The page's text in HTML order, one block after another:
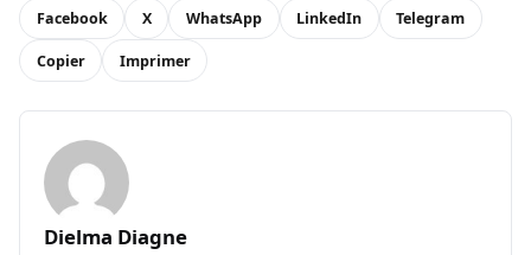
Facebook X WhatsApp LinkedIn Telegram
Copier Imprimer
Dielma Diagne